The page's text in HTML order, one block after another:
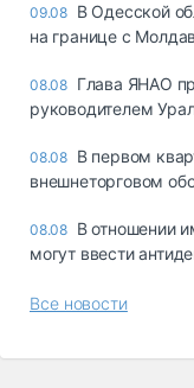
09.08 В Одесской
на границе с
08.08 Глава ЯНАО
руководителем
08.08 В первом
внешнеторговом
08.08 В отношении
могут ввести
Все новости